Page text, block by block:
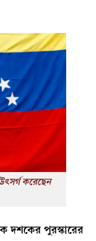
করেছেন
দশকের পুরস্কারের